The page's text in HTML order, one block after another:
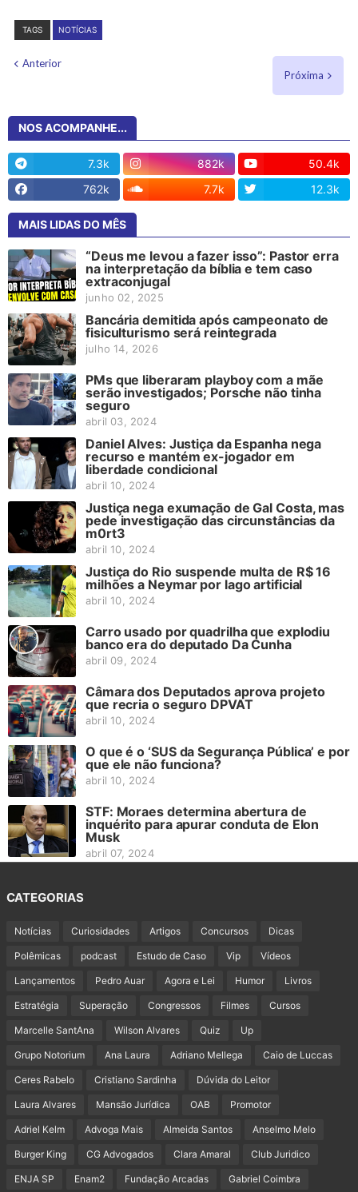
TAGS NOTÍCIAS
Anterior
Próxima
NOS ACOMPANHE...
7.3k 882k
50.4k
762k
7.7k 12.3k
MAIS LIDAS DO MÊS
“Deus me levou a fazer isso”: Pastor erra
na interpretação da bíblia e tem caso
extraconjugal
junho 02, 2025
Bancária demitida após campeonato de
fisiculturismo será reintegrada
julho 14, 2026
PMs que liberaram playboy com a mãe
serão investigados; Porsche não tinha
seguro
abril 03, 2024
Daniel Alves: Justiça da Espanha nega
recurso e mantém ex-jogador em
liberdade condicional
abril 10, 2024
Justiça nega exumação de Gal Costa, mas
pede investigação das circunstâncias da
m0rt3
abril 10, 2024
Justiça do Rio suspende multa de R$ 16
milhões a Neymar por lago artificial
abril 10, 2024
Carro usado por quadrilha que explodiu
banco era do deputado Da Cunha
abril 09, 2024
Câmara dos Deputados aprova projeto
que recria o seguro DPVAT
abril 10, 2024
O que é o ‘SUS da Segurança Pública’ e por
que ele não funciona?
abril 10, 2024
STF: Moraes determina abertura de
inquérito para apurar conduta de Elon
Musk
abril 07, 2024
CATEGORIAS
Notícias Curiosidades Artigos Concursos Dicas
Polêmicas podcast Estudo de Caso Vip Vídeos
Lançamentos Pedro Auar Agora e Lei Humor Livros
Estratégia Superação Congressos Filmes Cursos
Marcelle SantAna Wilson Alvares Quiz Up
Grupo Notorium Ana Laura Adriano Mellega Caio de Luccas
Ceres Rabelo Cristiano Sardinha Dúvida do Leitor
Laura Alvares Mansão Jurídica OAB Promotor
Adriel Kelm Advoga Mais Almeida Santos Anselmo Melo
Burger King CG Advogados Clara Amaral Club Juridico
ENJA SP Enam2 Fundação Arcadas Gabriel Coimbra